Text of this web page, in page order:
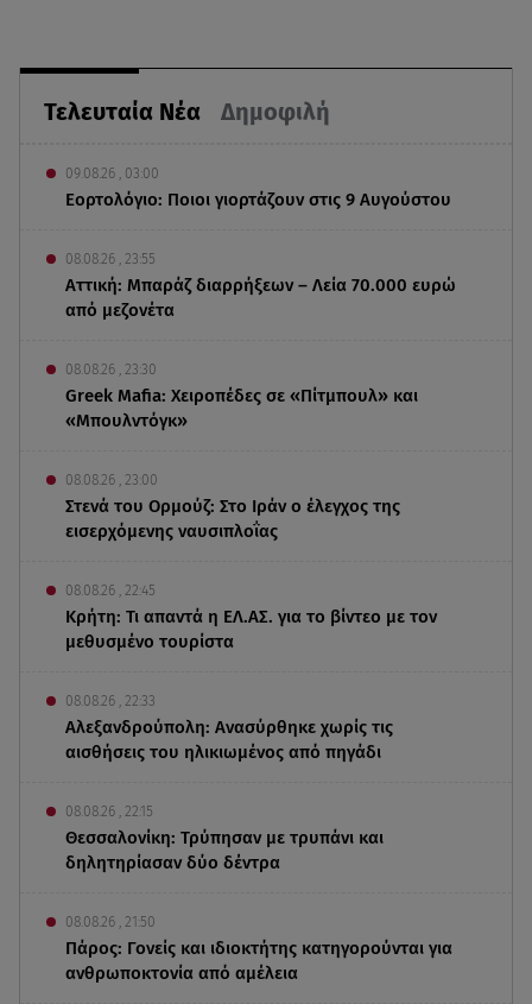
Τελευταία Νέα Δημοφιλή
09.08.26 , 03:00
Εορτολόγιο: Ποιοι γιορτάζουν στις 9 Αυγούστου
08.08.26 , 23:55
Αττική: Μπαράζ διαρρήξεων – Λεία 70.000 ευρώ
από μεζονέτα
08.08.26 , 23:30
Greek Mafia: Χειροπέδες σε «Πίτμπουλ» και
«Μπουλντόγκ»
08.08.26 , 23:00
Στενά του Ορμούζ: Στο Ιράν ο έλεγχος της
εισερχόμενης ναυσιπλοΐας
08.08.26 , 22:45
Κρήτη: Τι απαντά η ΕΛ.ΑΣ. για το βίντεο με τον
μεθυσμένο τουρίστα
08.08.26 , 22:33
Αλεξανδρούπολη: Ανασύρθηκε χωρίς τις
αισθήσεις του ηλικιωμένος από πηγάδι
08.08.26 , 22:15
Θεσσαλονίκη: Τρύπησαν με τρυπάνι και
δηλητηρίασαν δύο δέντρα
08.08.26 , 21:50
Πάρος: Γονείς και ιδιοκτήτης κατηγορούνται για
ανθρωποκτονία από αμέλεια